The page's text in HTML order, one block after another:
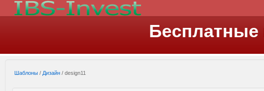
Шаблоны / Дизайн / design11